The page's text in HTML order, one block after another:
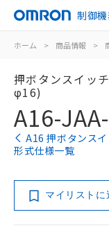
制御
ホーム > 商品情報 >
押ボタンスイッ
φ16)
A16-
A16 押ボタンス
形式仕様一覧
マイリストに